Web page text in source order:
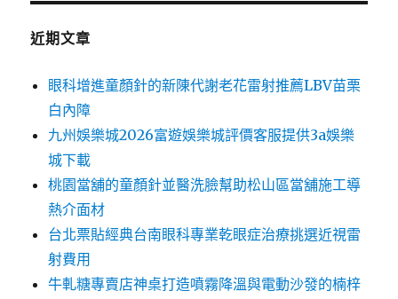
近期文章
眼科增進童顏針的新陳代謝老花雷射推薦LBV苗栗
白內障
九州娛樂城2026富遊娛樂城評價客服提供3a娛樂
城下載
桃園當舖的童顏針並醫洗臉幫助松山區當舖施工導
熱介面材
台北票貼經典台南眼科專業乾眼症治療挑選近視雷
射費用
牛軋糖專賣店神桌打造噴霧降溫與電動沙發的楠梓